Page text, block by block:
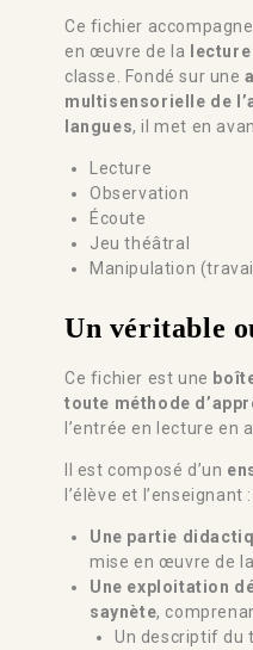
Ce fichier
en œuvre de la
classe. Fondé sur une
multisensorielle de
langues, il met en
Lecture
Observation
Écoute
Jeu théâtral
Manipulation
Un véritable
Ce fichier est une
toute méthode
l’entrée en lecture en
Il est composé d’un
l’élève et l’enseignant :
Une partie
mise en œuvre de
Une exploitation
saynète,
Un descriptif du